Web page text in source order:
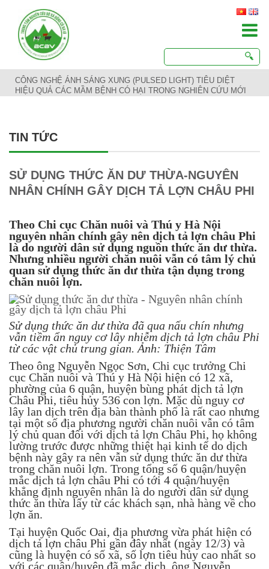
CÔNG NGHỆ ÁNH SÁNG XUNG (PULSED LIGHT) TIÊU DIỆT
HIỆU QUẢ CÁC MẦM BỆNH CÓ HẠI TRONG NGHIÊN CỨU MỚI
TIN TỨC
SỬ DỤNG THỨC ĂN DƯ THỪA-NGUYÊN
NHÂN CHÍNH GÂY DỊCH TẢ LỢN CHÂU PHI
Theo Chi cục Chăn nuôi và Thú y Hà Nội
nguyên nhân chính gây nên dịch tả lợn châu Phi
là do người dân sử dụng nguồn thức ăn dư thừa.
Nhưng nhiều người chăn nuôi vẫn có tâm lý chủ
quan sử dụng thức ăn dư thừa tận dụng trong
chăn nuôi lợn.
Sử dụng thức ăn dư thừa đã qua nấu chín nhưng
vẫn tiềm ẩn nguy cơ lây nhiễm dịch tả lợn châu Phi
từ các vật chủ trung gian. Ảnh: Thiện Tâm
Theo ông Nguyễn Ngọc Sơn, Chi cục trưởng Chi
cục Chăn nuôi và Thú y Hà Nội hiện có 12 xã,
phường của 6 quận, huyện bùng phát dịch tả lợn
Châu Phi, tiêu hủy 536 con lợn. Mặc dù nguy cơ
lây lan dịch trên địa bàn thành phố là rất cao nhưng
tại một số địa phương người chăn nuôi vẫn có tâm
lý chủ quan đối với dịch tả lợn Châu Phi, họ không
lường trước được những thiệt hại kinh tế do dịch
bệnh này gây ra nên vẫn sử dụng thức ăn dư thừa
trong chăn nuôi lợn. Trong tổng số 6 quận/huyện
mắc dịch tả lợn châu Phi có tới 4 quận/huyện
khẳng định nguyên nhân là do người dân sử dụng
thức ăn thừa lấy từ các khách sạn, nhà hàng về cho
lợn ăn.
Tại huyện Quốc Oai, địa phương vừa phát hiện có
dịch tả lợn châu Phi gần đây nhất (ngày 12/3) và
cũng là huyện có số xã, số lợn tiêu hủy cao nhất so
với các quận/huyện đã mắc dịch, ông Nguyễn